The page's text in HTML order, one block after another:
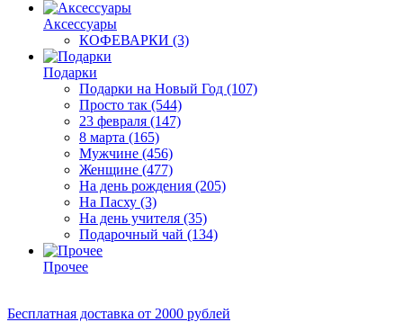
Аксессуары
КОФЕВАРКИ (3)
Подарки
Подарки на Новый Год (107)
Просто так (544)
23 февраля (147)
8 марта (165)
Мужчине (456)
Женщине (477)
На день рождения (205)
На Пасху (3)
На день учителя (35)
Подарочный чай (134)
Прочее
Бесплатная доставка от 2000 рублей